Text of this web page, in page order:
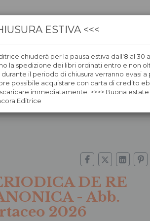
LIBRERIE ÀNCORAWOW
DE RE CANONICA - Abb.
DE RE
- Abb.
2026
ESTIVA <<<
chiuderà per la pausa estiva dall'8 al 30
la spedizione dei libri ordinati entro e non
il periodo di chiusura verranno evasi
possibile acquistare con carta di credito
immediatamente. >>>> Buona estate
Editrice